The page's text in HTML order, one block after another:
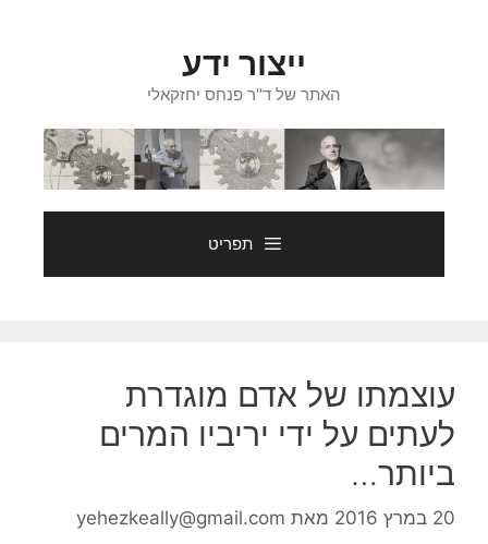
ייצור ידע
האתר של ד"ר פנחס יחזקאלי
תפריט
עוצמתו של אדם מוגדרת
לעתים על ידי יריביו המרים
ביותר…
20 במרץ 2016 מאת yehezkeally@gmail.com